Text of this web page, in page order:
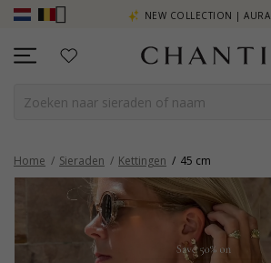
- KLIK HIER NEW COLLECTION | AURA
Home Sieraden Kettingen 45 cm